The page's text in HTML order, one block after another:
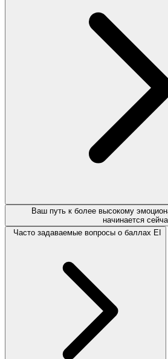
Ваш путь к более высокому
начинается
Часто задаваемые вопросы о баллах EI